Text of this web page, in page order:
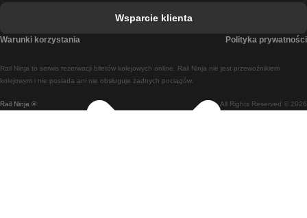
Pociąg Madryt - Lizbona
Pociąg Madryt - Barcelona
Rail Ninja ® All Rights Reserved © 2026
Rail Ninja to serwis rezerwacji biletów kolejowych online. Rail Ninja nie jest przewoźnikiem
kolejowym i nie posiada ani nie obsługuje żadnych pociągów.
Wsparcie klienta
Warunki korzystania Polityka prywatności